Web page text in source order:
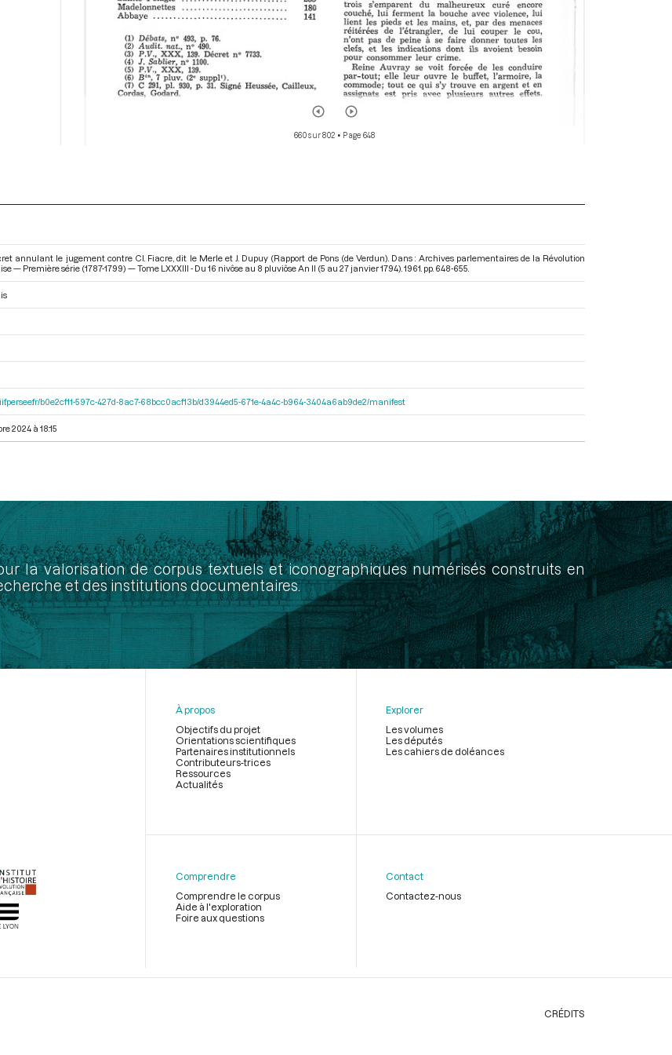
660 sur 802 • Page 648
annulant le jugement contre Cl. Fiacre, dit le Merle et J. Dupuy (Rapport de Pons (de Verdun). Dans : Archives parlementaires de la Révolution
— Première série (1787-1799) — Tome LXXXIII - Du 16 nivôse au 8 pluviôse An II (5 au 27 janvier 1794) . 1961. pp. 648-655.
b0e2cf11-597c-427d-8ac7-68bcc0acf13b/d3944ed5-671e-4a4c-b964-3404a6ab9de2/manifest
2024 à 18:15
la valorisation de corpus textuels et iconographiques numérisés construits en
et des institutions documentaires.
page
À propos
Objectifs du projet
Orientations scientifiques
Partenaires institutionnels
Contributeurs-trices
Ressources
Actualités
Explorer
Les volumes
Les députés
Les cahiers de doléances
Comprendre
Comprendre le corpus
Aide à l'exploration
Foire aux questions
Contact
Contactez-nous
CRÉDITS